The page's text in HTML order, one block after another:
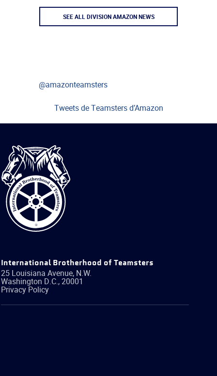
SEE ALL DIVISION AMAZON NEWS
@amazonteamsters
Tweets de Teamsters d’Amazon
International
Brotherhood
of
Teamsters
International Brotherhood of Teamsters
25 Louisiana Avenue, N.W.
Washington D.C.,20001
Privacy Policy